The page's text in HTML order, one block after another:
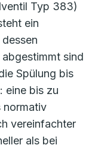
Typ 383)
ein
sind
Spülung bis
eine bis zu
normativ
vereinfachter
als bei